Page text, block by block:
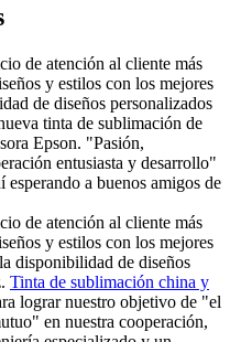
de atención al cliente más
y estilos con los mejores
de diseños personalizados
tinta de sublimación de
Epson. "Pasión,
entusiasta y desarrollo"
esperando a buenos amigos de
de atención al cliente más
y estilos con los mejores
disponibilidad de diseños
Tinta de sublimación china y
lograr nuestro objetivo de "el
en nuestra cooperación,